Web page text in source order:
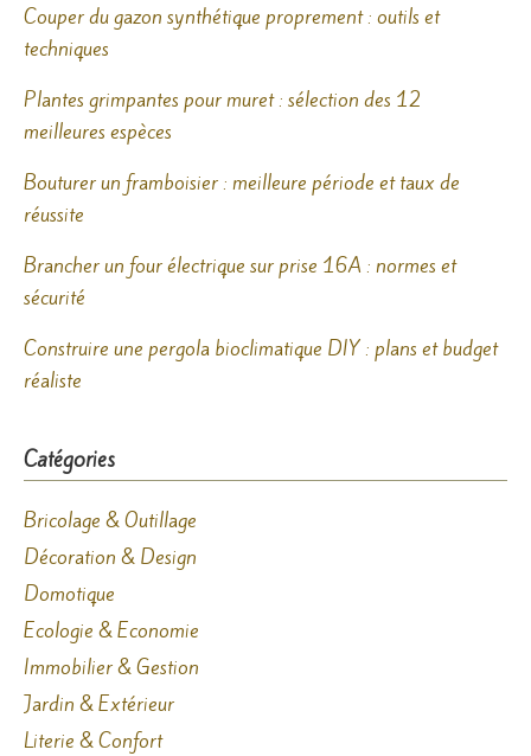
Couper du gazon synthétique proprement : outils et
techniques
Plantes grimpantes pour muret : sélection des 12
meilleures espèces
Bouturer un framboisier : meilleure période et taux de
réussite
Brancher un four électrique sur prise 16A : normes et
sécurité
Construire une pergola bioclimatique DIY : plans et budget
réaliste
Catégories
Bricolage & Outillage
Décoration & Design
Domotique
Ecologie & Economie
Immobilier & Gestion
Jardin & Extérieur
Literie & Confort